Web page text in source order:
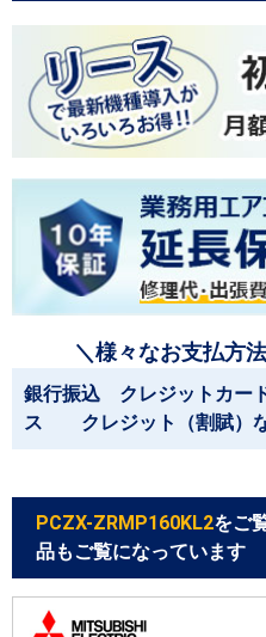
＼様々なお支払方
銀行振込 クレジットカ
ス クレジット（割賦）
PCZX-ZRMP160KL2をご
品もご覧になっています